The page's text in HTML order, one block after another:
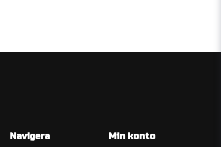
Navigera Min konto